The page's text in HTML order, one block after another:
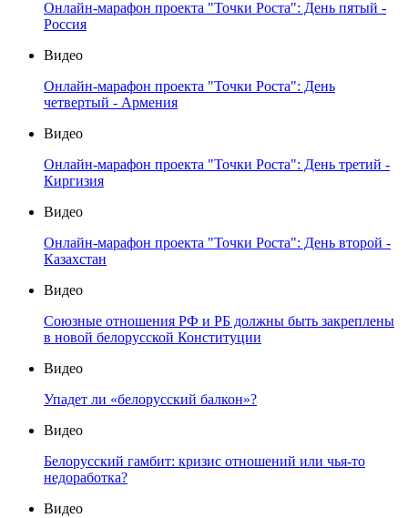
Онлайн-марафон проекта "Точки Роста": День пятый -
Россия
Видео
Онлайн-марафон проекта "Точки Роста": День
четвертый - Армения
Видео
Онлайн-марафон проекта "Точки Роста": День третий -
Киргизия
Видео
Онлайн-марафон проекта "Точки Роста": День второй -
Казахстан
Видео
Союзные отношения РФ и РБ должны быть закреплены
в новой белорусской Конституции
Видео
Упадет ли «белорусский балкон»?
Видео
Белорусский гамбит: кризис отношений или чья-то
недоработка?
Видео